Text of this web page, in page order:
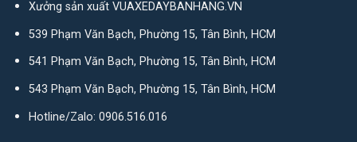
Xưởng sản xuất VUAXEDAYBANHANG.VN
539 Phạm Văn Bạch, Phường 15, Tân Bình, HCM
541 Phạm Văn Bạch, Phường 15, Tân Bình, HCM
543 Phạm Văn Bạch, Phường 15, Tân Bình, HCM
Hotline/Zalo: 0906.516.016